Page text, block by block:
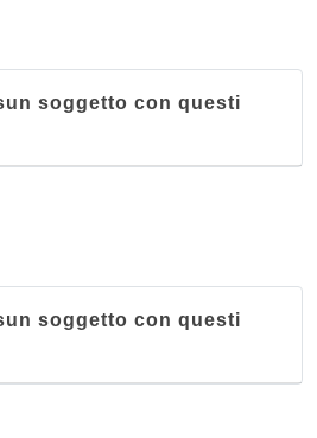
soggetto con questi
soggetto con questi